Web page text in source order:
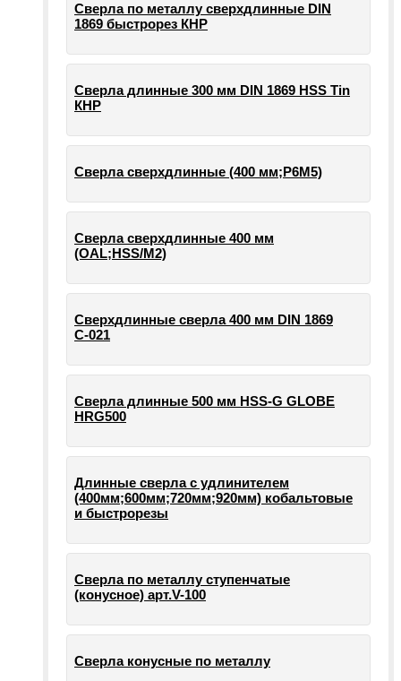
Сверла по металлу сверхдлинные DIN
1869 быстрорез КНР
Сверла длинные 300 мм DIN 1869 HSS Tin
КНР
Сверла сверхдлинные (400 мм;Р6М5)
Сверла сверхдлинные 400 мм
(OAL;HSS/M2)
Сверхдлинные сверла 400 мм DIN 1869
С-021
Сверла длинные 500 мм HSS-G GLOBE
HRG500
Длинные сверла с удлинителем
(400мм;600мм;720мм;920мм) кобальтовые
и быстрорезы
Сверла по металлу ступенчатые
(конусное) арт.V-100
Сверла конусные по металлу